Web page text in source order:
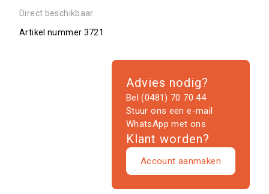
Direct beschikbaar.
Artikel nummer 3721
Advies nodig?
Bel (0481) 70 70 44
Stuur ons een e-mail
WhatsApp met ons
Klant worden?
Account aanmaken